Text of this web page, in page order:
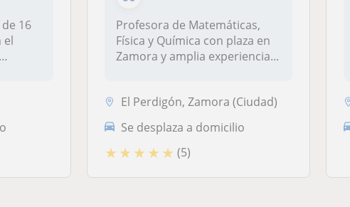
16
el
Profesora de Matemáticas,
Física y Química con plaza en
Zamora y amplia experiencia...
El Perdigón, Zamora (Ciudad)
Se desplaza a domicilio
★ ★ ★ ★ ★ (5)